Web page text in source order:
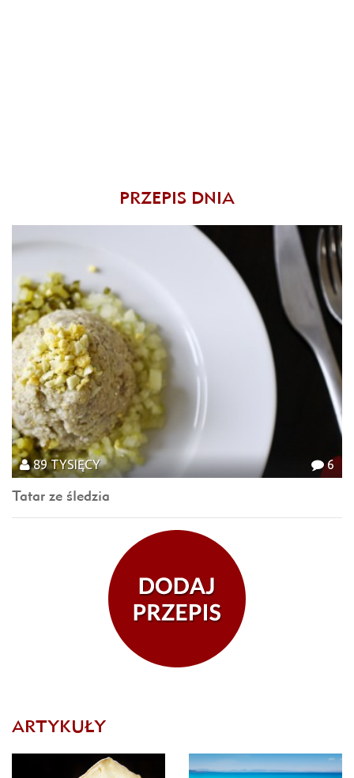
PRZEPIS DNIA
6
89 TYSIĘCY
Tatar ze śledzia
ARTYKUŁY